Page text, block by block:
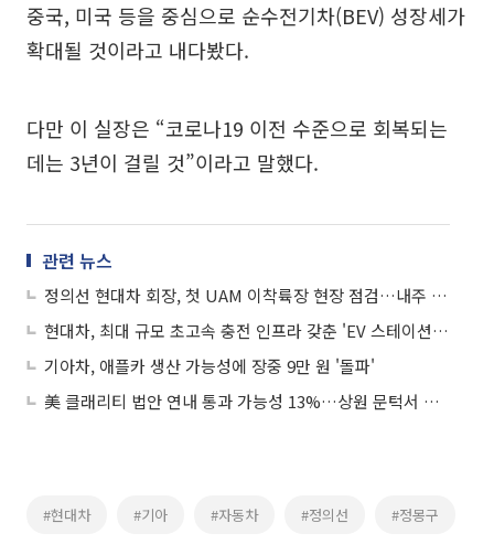
중국, 미국 등을 중심으로 순수전기차(BEV) 성장세가
확대될 것이라고 내다봤다.
다만 이 실장은 “코로나19 이전 수준으로 회복되는
데는 3년이 걸릴 것”이라고 말했다.
관련 뉴스
정의선 현대차 회장, 첫 UAM 이착륙장 현장 점검…내주 싱가포르行
현대차, 최대 규모 초고속 충전 인프라 갖춘 'EV 스테이션 강동' 운영 시작
기아차, 애플카 생산 가능성에 장중 9만 원 '돌파'
美 클래리티 법안 연내 통과 가능성 13%…상원 문턱서 제동
#현대차 #기아 #자동차 #정의선 #정몽구